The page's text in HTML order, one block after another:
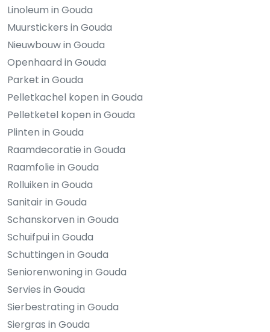
Linoleum in Gouda
Muurstickers in Gouda
Nieuwbouw in Gouda
Openhaard in Gouda
Parket in Gouda
Pelletkachel kopen in Gouda
Pelletketel kopen in Gouda
Plinten in Gouda
Raamdecoratie in Gouda
Raamfolie in Gouda
Rolluiken in Gouda
Sanitair in Gouda
Schanskorven in Gouda
Schuifpui in Gouda
Schuttingen in Gouda
Seniorenwoning in Gouda
Servies in Gouda
Sierbestrating in Gouda
Siergras in Gouda